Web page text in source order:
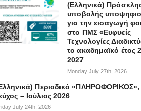
(Ελληνικά)
υποβολής
για την εισαγωγή
στο ΠΜΣ «Ευφυείς
Τεχνολογίες
το ακαδημαϊκό έτος
2027
Monday July 27th, 2026
Περιοδικό «ΠΛΗΡΟΦΟΡΙΚΟΣ»,
– Ιούλιος 2026
July 24th, 2026